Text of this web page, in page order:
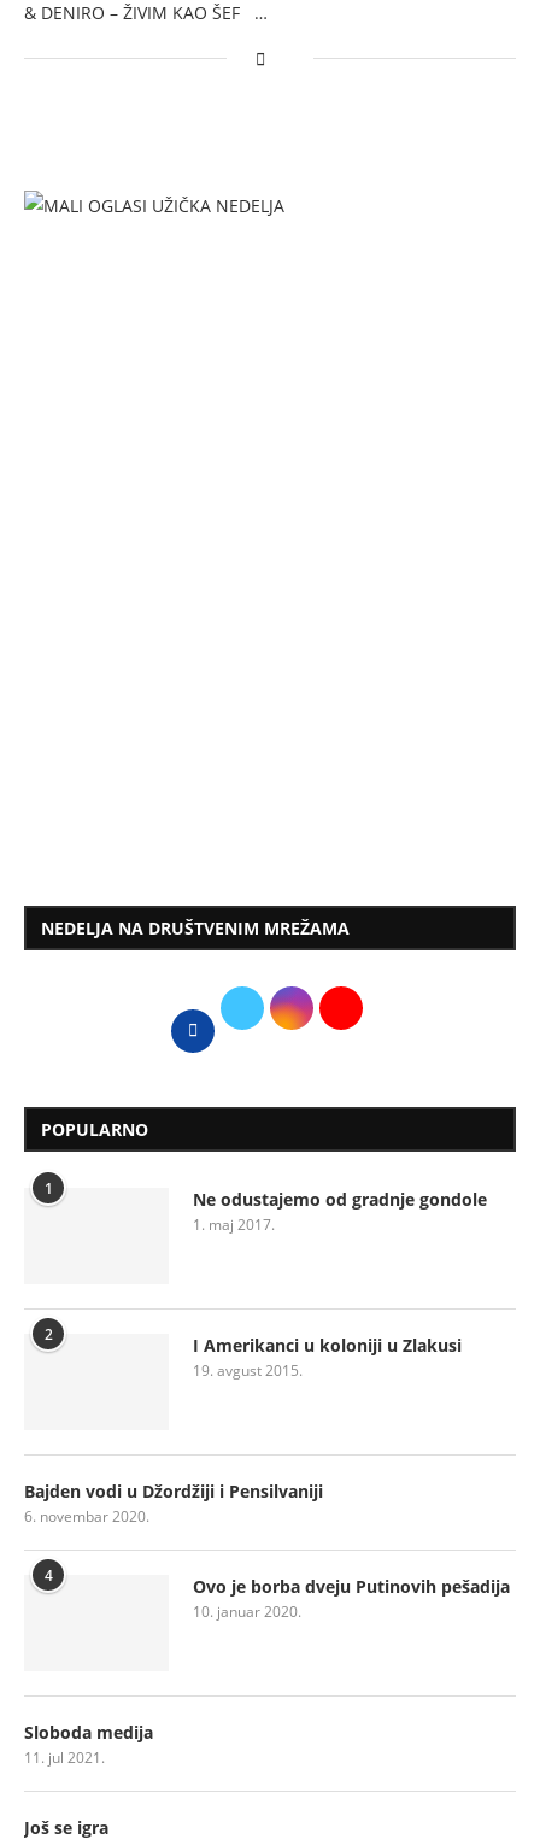
& DENIRO – ŽIVIM KAO ŠEF …
NEDELJA NA DRUŠTVENIM MREŽAMA
POPULARNO
1 Ne odustajemo od gradnje gondole
1. maj 2017.
2 I Amerikanci u koloniji u Zlakusi
19. avgust 2015.
Bajden vodi u Džordžiji i Pensilvaniji
6. novembar 2020.
4 Ovo je borba dveju Putinovih pešadija
10. januar 2020.
Sloboda medija
11. jul 2021.
Još se igra